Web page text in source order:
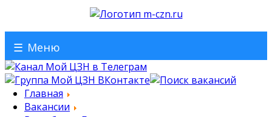
☰ Меню
Главная
Вакансии